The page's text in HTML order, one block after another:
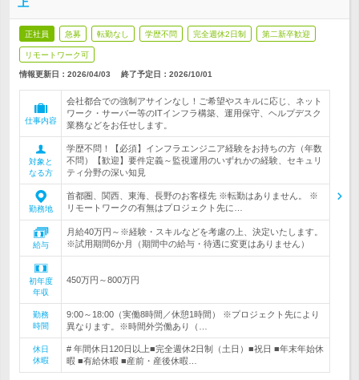
正社員 急募 転勤なし 学歴不問 完全週休2日制 第二新卒歓迎
リモートワーク可
情報更新日：2026/04/03 終了予定日： 2026/10/01
仕事内容
会社都合での強制アサインなし！ご希望やスキルに応じ、ネット
ワーク・サーバー等のITインフラ構築、運用保守、ヘルプデスク
業務などをお任せします。
対象と
なる方
学歴不問！【必須】インフラエンジニア経験をお持ちの方（年数
不問）【歓迎】要件定義～監視運用のいずれかの経験、セキュリ
ティ分野の深い知見
勤務地
首都圏、関西、東海、長野のお客様先 ※転勤はありません。 ※
リモートワークの有無はプロジェクト先に…
給与
月給40万円～※経験・スキルなどを考慮の上、決定いたします。
※試用期間6か月（期間中の給与・待遇に変更はありません）
初年度
年収
450万円～800万円
勤務
時間
9:00～18:00（実働8時間／休憩1時間） ※プロジェクト先により
異なります。※時間外労働あり（…
休日
休暇
# 年間休日120日以上■完全週休2日制（土日）■祝日 ■年末年始休
暇 ■有給休暇 ■産前・産後休暇…